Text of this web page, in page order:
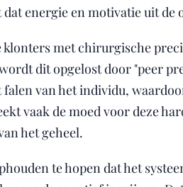
energie en motivatie uit de
met chirurgische
dit opgelost door "peer
van het individu,
vaak de moed voor deze
het geheel.
te hopen dat het